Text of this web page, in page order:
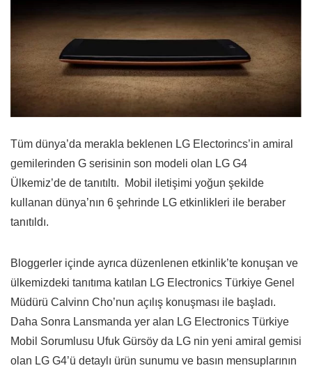
Tüm dünya’da merakla beklenen LG Electorincs’in amiral
gemilerinden G serisinin son modeli olan LG G4
Ülkemiz’de de tanıtıltı. Mobil iletişimi yoğun şekilde
kullanan dünya’nın 6 şehrinde LG etkinlikleri ile beraber
tanıtıldı.
Bloggerler içinde ayrıca düzenlenen etkinlik’te konuşan ve
ülkemizdeki tanıtıma katılan LG Electronics Türkiye Genel
Müdürü Calvinn Cho’nun açılış konuşması ile başladı.
Daha Sonra Lansmanda yer alan LG Electronics Türkiye
Mobil Sorumlusu Ufuk Gürsöy da LG nin yeni amiral gemisi
olan LG G4’ü detaylı ürün sunumu ve basın mensuplarının